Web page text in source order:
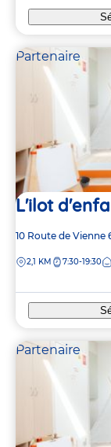
Partenaire
L'ilot
Adresse
la
10 Route de Vienne
DISTANCE
2,1 KM 7:30-19:30
Partenaire